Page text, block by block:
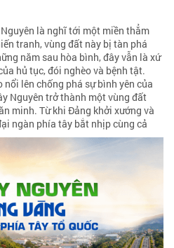
là nghĩ tới một miền thẳm
tranh, vùng đất này bị tàn phá
năm sau hòa bình, đây vẫn là xứ
hủ tục, đói nghèo và bệnh tật.
lên chống phá sự bình yên của
Nguyên trở thành một vùng đất
minh. Từ khi Đảng khởi xướng và
ngàn phía tây bắt nhịp cùng cả